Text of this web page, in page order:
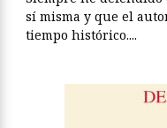
sí misma y que el
tiempo histórico....